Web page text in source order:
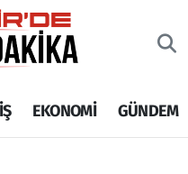
EKONOMİ GÜNDEM